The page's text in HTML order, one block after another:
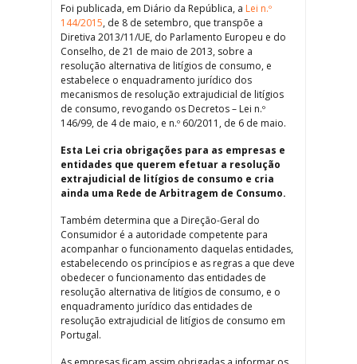
Foi publicada, em Diário da República, a Lei n.º
144/2015, de 8 de setembro, que transpõe a
Diretiva 2013/11/UE, do Parlamento Europeu e do
Conselho, de 21 de maio de 2013, sobre a
resolução alternativa de litígios de consumo, e
estabelece o enquadramento jurídico dos
mecanismos de resolução extrajudicial de litígios
de consumo, revogando os Decretos – Lei n.º
146/99, de 4 de maio, e n.º 60/2011, de 6 de maio.
Esta Lei cria obrigações para as empresas e
entidades que querem efetuar a resolução
extrajudicial de litígios de consumo e cria
ainda uma Rede de Arbitragem de Consumo.
Também determina que a Direção-Geral do
Consumidor é a autoridade competente para
acompanhar o funcionamento daquelas entidades,
estabelecendo os princípios e as regras a que deve
obedecer o funcionamento das entidades de
resolução alternativa de litígios de consumo, e o
enquadramento jurídico das entidades de
resolução extrajudicial de litígios de consumo em
Portugal.